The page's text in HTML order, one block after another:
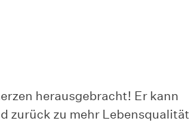
herausgebracht! Er kann
zurück zu mehr Lebensqualität